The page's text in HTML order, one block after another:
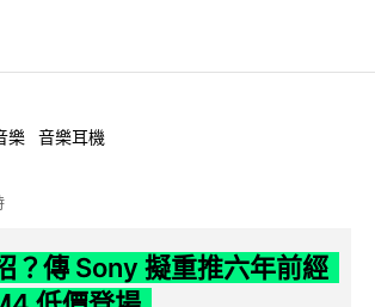
樂 音樂耳機
？傳 Sony 擬重推六年前經